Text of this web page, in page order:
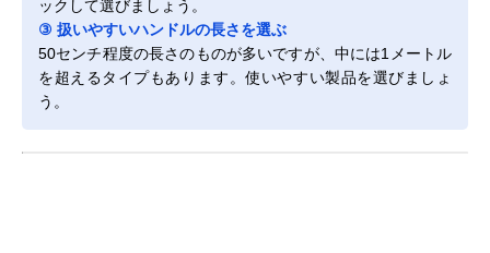
ックして選びましょう。
③ 扱いやすいハンドルの長さを選ぶ
50センチ程度の長さのものが多いですが、中には1メートル
を超えるタイプもあります。使いやすい製品を選びましょ
う。